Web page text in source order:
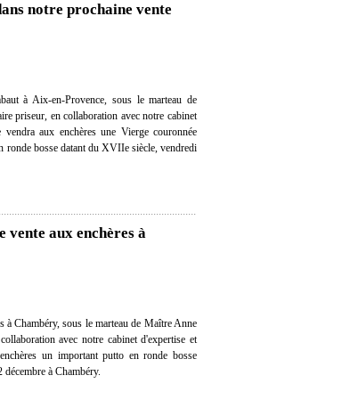
notre prochaine vente
à Aix-en-Provence, sous le marteau de
priseur, en collaboration avec notre cabinet
aux enchères une Vierge couronnée
ronde bosse datant du XVIIe siècle, vendredi
aux enchères à
à Chambéry, sous le marteau de Maître Anne
avec notre cabinet d'expertise et
un important putto en ronde bosse
à Chambéry.